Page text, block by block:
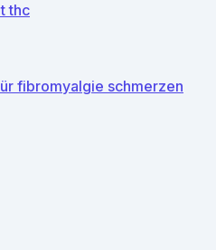
thc
fibromyalgie schmerzen